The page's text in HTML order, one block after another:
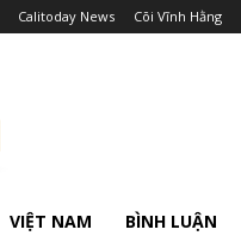
Calitoday News Cõi Vĩnh Hằng
VIỆT NAM BÌNH LUẬN